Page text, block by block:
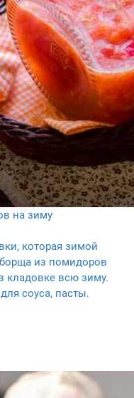
на зиму
которая зимой
борща из помидоров
кладовке всю зиму.
соуса, пасты.